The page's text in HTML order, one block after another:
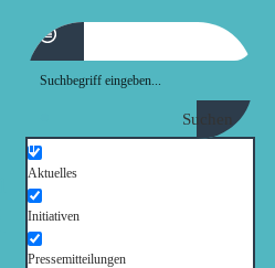
Suchen
Aktuelles
Initiativen
Pressemitteilungen